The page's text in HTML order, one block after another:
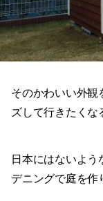
そのかわいい外観
ズして行きたくな
日本にはないよ
デニングで庭を作